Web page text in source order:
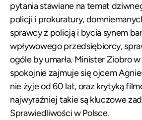
pytania stawiane na temat
policji i prokuratury,
sprawcy z policją i bycia synem
wpływowego przedsiębiorcy,
ogóle by umarła. Minister Ziobro
spokojnie zajmuje się ojcem
nie żyje od 60 lat, oraz krytyką
najwyraźniej takie są kluczowe
Sprawiedliwości w Polsce.